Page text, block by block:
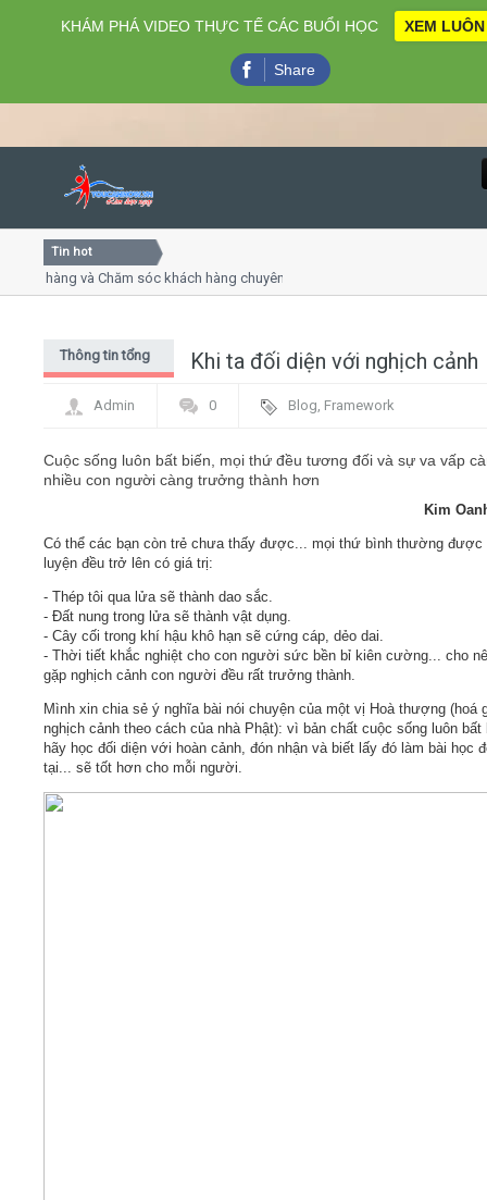
Close
Home
Lịch khai giảng
Video
Kiến thức
Liên hệ - Đăng ký
Tin hot
và Chăm sóc khách hàng chuyên nghiệp
Khi ta đối diện với nghịch cảnh
Thông tin tổng
Admin
0 Blog, Framework
Cuộc sống luôn bất biến, mọi thứ đều tương đối và sự va vấp
nhiều con người càng trưởng thành hơn
Kim
Có thể các bạn còn trẻ chưa thấy được... mọi thứ bình thường được
luyện đều trở lên có giá trị:
- Thép tôi qua lửa sẽ thành dao sắc.
- Đất nung trong lửa sẽ thành vật dụng.
- Cây cối trong khí hậu khô hạn sẽ cứng cáp, dẻo dai.
- Thời tiết khắc nghiệt cho con người sức bền bỉ kiên cường... cho
gặp nghịch cảnh con người đều rất trưởng thành.
Mình xin chia sẻ ý nghĩa bài nói chuyện của một vị Hoà thượng (hoá
nghịch cảnh theo cách của nhà Phật): vì bản chất cuộc sống luôn bất
hãy học đối diện với hoàn cảnh, đón nhận và biết lấy đó làm bài học
tại... sẽ tốt hơn cho mỗi người.
KHÁM PHÁ VIDEO THỰC TẾ CÁC BUỔI HỌC XEM LUÔN
Share